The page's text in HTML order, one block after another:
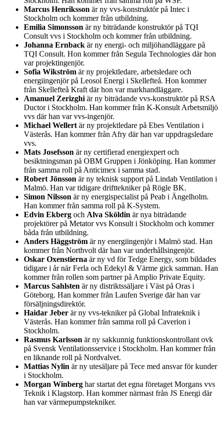
Marcus Henriksson är ny vvs-konstruktör på Intec i
Stockholm och kommer från utbildning.
Emilia Simonsson är ny biträdande konstruktör på TQI
Consult vvs i Stockholm och kommer från utbildning.
Johanna Ernback är ny energi- och miljöhandläggare på
TQI Consult. Hon kommer från Segula Technologies där hon
var projektingenjör.
Sofia Wikström är ny projektledare, arbetsledare och
energiingenjör på Leosol Energi i Skellefteå. Hon kommer
från Skellefteå Kraft där hon var markhandläggare.
Amanuel Zerizghi är ny biträdande vvs-konstruktör på RSA
Ductor i Stockholm. Han kommer från K-Konsult Arbetsmiljö
vvs där han var vvs-ingenjör.
Michael Wellert är ny projektledare på Ebes Ventilation i
Västerås. Han kommer från Afry där han var uppdragsledare
vvs.
Mats Josefsson är ny certifierad energiexpert och
besiktningsman på OBM Gruppen i Jönköping. Han kommer
från samma roll på Anticimex i samma stad.
Robert Jönsson är ny teknisk support på Lindab Ventilation i
Malmö. Han var tidigare drifttekniker på Rögle BK.
Simon Nilsson är ny energispecialist på Peab i Ängelholm.
Han kommer från samma roll på K-System.
Edvin Ekberg och Alva Sköldin är nya biträdande
projektörer på Metator vvs Konsult i Stockholm och kommer
båda från utbildning.
Anders Häggström är ny energiingenjör i Malmö stad. Han
kommer från Northvolt där han var underhållsingenjör.
Oskar Oxenstierna är ny vd för Tedge Energy, som bildades
tidigare i år när Ferla och Edekyl & Värme gick samman. Han
kommer från rollen som partner på Amplio Private Equity.
Marcus Sahlsten är ny distriktssäljare i Väst på Oras i
Göteborg. Han kommer från Laufen Sverige där han var
försäljningsdirektör.
Haidar Jeber är ny vvs-tekniker på Global Infrateknik i
Västerås. Han kommer från samma roll på Caverion i
Stockholm.
Rasmus Karlsson är ny sakkunnig funktionskontrollant ovk
på Svensk Ventilationsservice i Stockholm. Han kommer från
en liknande roll på Nordvalvet.
Mattias Nylin är ny utesäljare på Tece med ansvar för kunder
i Stockholm.
Morgan Winberg har startat det egna företaget Morgans vvs
Teknik i Klagstorp. Han kommer närmast från JS Energi där
han var värmepumpstekniker.